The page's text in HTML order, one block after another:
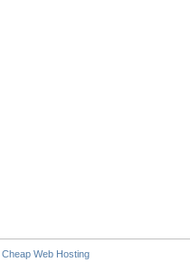
Cheap Web Hosting